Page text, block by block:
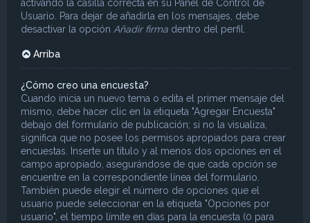
activando la casilla correcta en su Panel de Control de
Usuario. Para dejar de añadirla en los mensajes, debe
desactivar la opción Añadir firma dentro del perfil.
Arriba
¿Cómo creo una encuesta?
Cuando inicia un nuevo tema o edita el primer mensaje del
mismo, debe hacer clic en la etiqueta "Agregar Encuesta"
debajo del formulario de publicación; si no la visualiza,
significa que no posee los permisos apropiados para crear
encuestas. Inserte un título y al menos dos opciones en el
campo apropiado, asegurándose de que cada opción se
encuentre en la correspondiente línea del formulario.
También puede elegir el número de opciones que el
usuario puede seleccionar en la etiqueta "Opciones por
usuario", el tiempo límite en días para la encuesta (0 para